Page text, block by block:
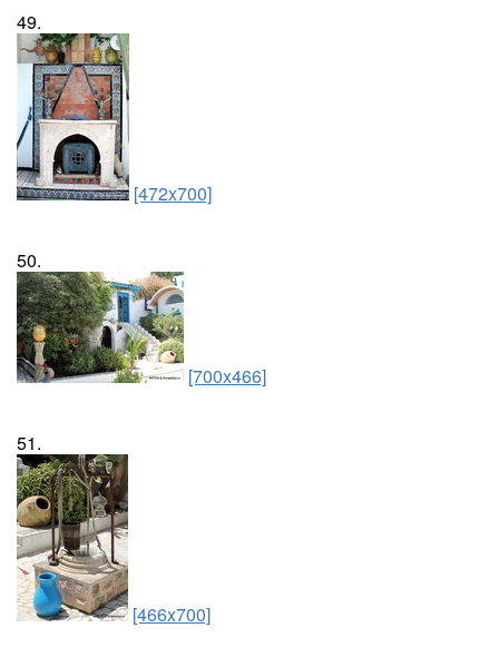
49.
[472x700]
50.
[700x466]
51.
[466x700]